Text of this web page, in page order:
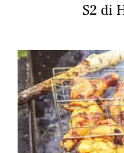
S2 di